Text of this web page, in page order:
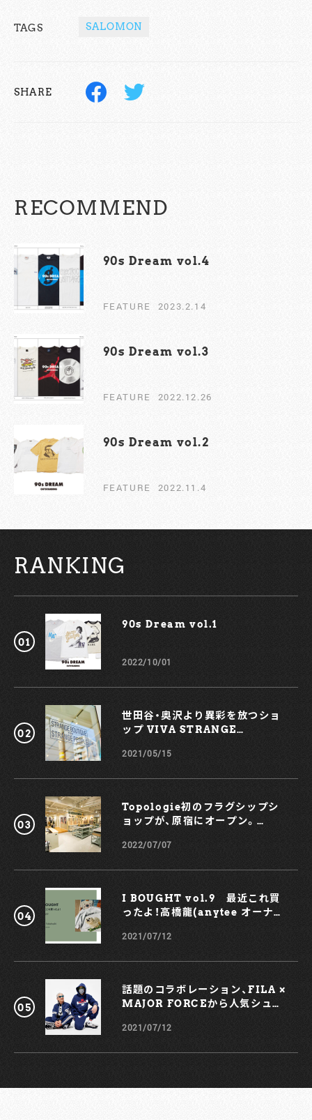
TAGS SALOMON
SHARE
RECOMMEND
FEATURE 2023.2.14
90s Dream vol.4
FEATURE 2022.12.26
90s Dream vol.3
FEATURE 2022.11.4
90s Dream vol.2￼
RANKING
90s Dream vol.1￼
2022/10/01
世田谷・奥沢より異彩を放つショ
ップ VIVA STRANGE
2021/05/15
Topologie初のフラグシップシ
ョップが、原宿にオープン。
も！
2022/07/07
I BOUGHT vol.9 最近これ買
ったよ！高橋龍(anytee オーナ
2021/07/12
話題のコラボレーション、FILA ×
MAJOR FORCEから人気シュー
2021/07/12